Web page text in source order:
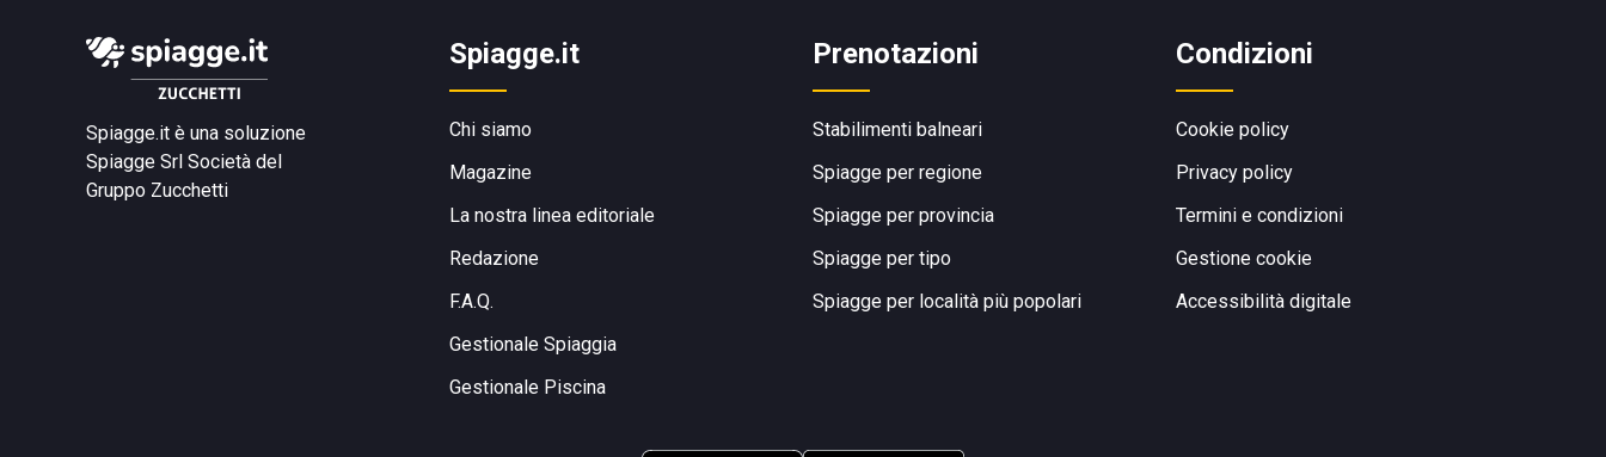
Spiagge.it è una soluzione
Spiagge Srl Società del
Gruppo Zucchetti
Spiagge.it
Chi siamo
Magazine
La nostra linea editoriale
Redazione
F.A.Q.
Gestionale Spiaggia
Gestionale Piscina
Prenotazioni
Stabilimenti balneari
Spiagge per regione
Spiagge per provincia
Spiagge per tipo
Spiagge per località più popolari
Condizioni
Cookie policy
Privacy policy
Termini e condizioni
Gestione cookie
Accessibilità digitale